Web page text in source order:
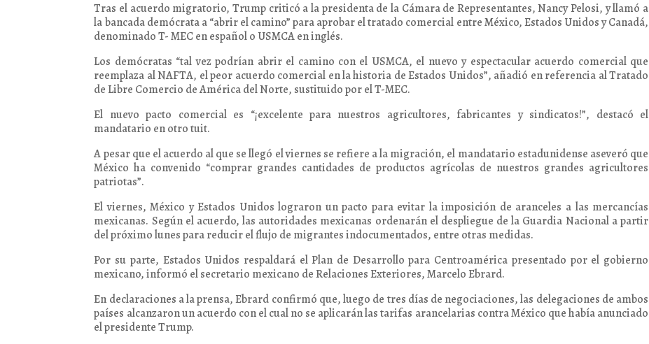
Tras el acuerdo migratorio, Trump criticó a la presidenta de la Cámara de Representantes, Nancy Pelosi, y llamó a
la bancada demócrata a “abrir el camino” para aprobar el tratado comercial entre México, Estados Unidos y Canadá,
denominado T- MEC en español o USMCA en inglés.
Los demócratas “tal vez podrían abrir el camino con el USMCA, el nuevo y espectacular acuerdo comercial que
reemplaza al NAFTA, el peor acuerdo comercial en la historia de Estados Unidos”, añadió en referencia al Tratado
de Libre Comercio de América del Norte, sustituido por el T-MEC.
El nuevo pacto comercial es “¡excelente para nuestros agricultores, fabricantes y sindicatos!”, destacó el
mandatario en otro tuit.
A pesar que el acuerdo al que se llegó el viernes se refiere a la migración, el mandatario estadunidense aseveró que
México ha convenido “comprar grandes cantidades de productos agrícolas de nuestros grandes agricultores
patriotas”.
El viernes, México y Estados Unidos lograron un pacto para evitar la imposición de aranceles a las mercancías
mexicanas. Según el acuerdo, las autoridades mexicanas ordenarán el despliegue de la Guardia Nacional a partir
del próximo lunes para reducir el flujo de migrantes indocumentados, entre otras medidas.
Por su parte, Estados Unidos respaldará el Plan de Desarrollo para Centroamérica presentado por el gobierno
mexicano, informó el secretario mexicano de Relaciones Exteriores, Marcelo Ebrard.
En declaraciones a la prensa, Ebrard confirmó que, luego de tres días de negociaciones, las delegaciones de ambos
países alcanzaron un acuerdo con el cual no se aplicarán las tarifas arancelarias contra México que había anunciado
el presidente Trump.